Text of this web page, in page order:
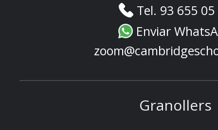
Tel. 93 655
Enviar
Granollers